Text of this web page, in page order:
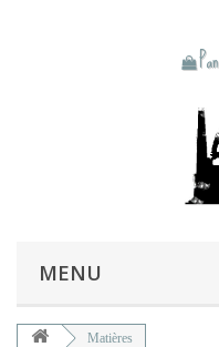
MENU
Matières